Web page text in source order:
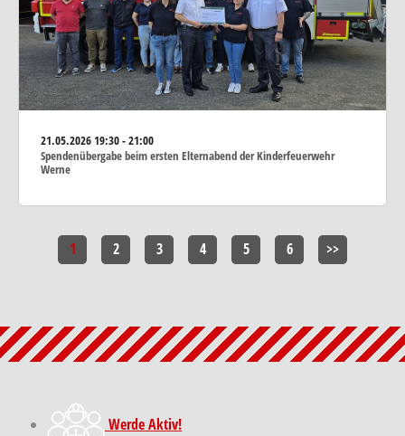
21.05.202619:30 - 21:00
Spendenübergabe beim ersten Elternabend der Kinderfeuerwehr
Werne
1 2 3 4 5 6 >>
Werde Aktiv!